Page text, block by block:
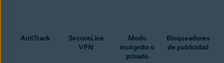
AntiTrack
SecureLine
VPN
Modo
incógnito o
privado
Bloqueadores
de publicidad